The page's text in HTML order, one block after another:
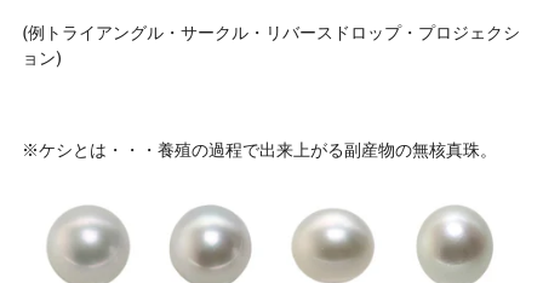
(例トライアングル・サークル・リバースドロップ・プロジェクシ
ョン)
※ケシとは・・・養殖の過程で出来上がる副産物の無核真珠。